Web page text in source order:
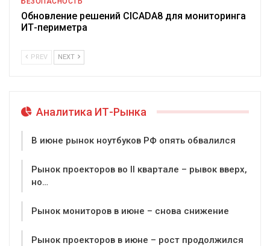
Обновление решений CICADA8 для мониторинга
ИТ-периметра
PREV NEXT
Аналитика ИТ-Рынка
В июне рынок ноутбуков РФ опять обвалился
Рынок проекторов во II квартале – рывок вверх,
но…
Рынок мониторов в июне – снова снижение
Рынок проекторов в июне – рост продолжился